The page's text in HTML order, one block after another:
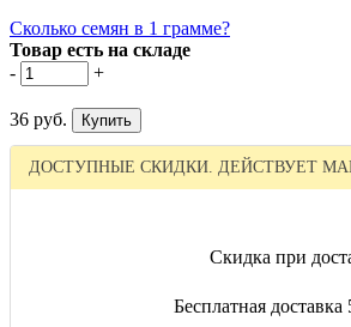
Сколько семян в 1 грамме?
Товар есть на складе
-
+
36 руб.
ДОСТУПНЫЕ СКИДКИ. ДЕЙСТВУЕТ
Скидка при
Бесплатная